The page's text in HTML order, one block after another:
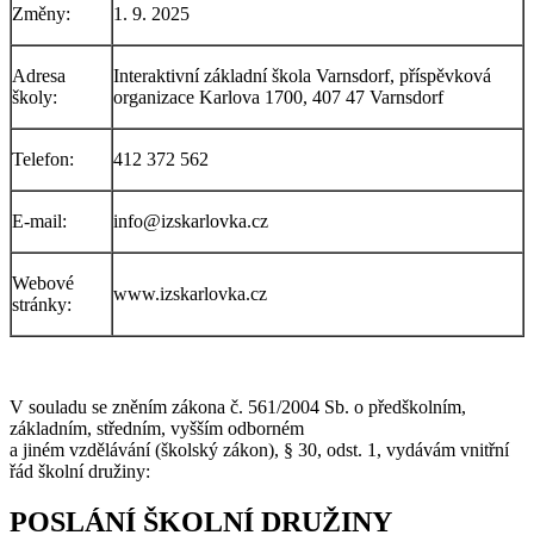
Změny: 1. 9. 2025
Adresa
školy:
Interaktivní základní škola Varnsdorf, příspěvková
organizace Karlova 1700, 407 47 Varnsdorf
Telefon: 412 372 562
E-mail: info@izskarlovka.cz
Webové
stránky:
www.izskarlovka.cz
V souladu se zněním zákona č. 561/2004 Sb. o předškolním,
základním, středním, vyšším odborném
a jiném vzdělávání (školský zákon), § 30, odst. 1, vydávám vnitřní
řád školní družiny:
POSLÁNÍ ŠKOLNÍ DRUŽINY